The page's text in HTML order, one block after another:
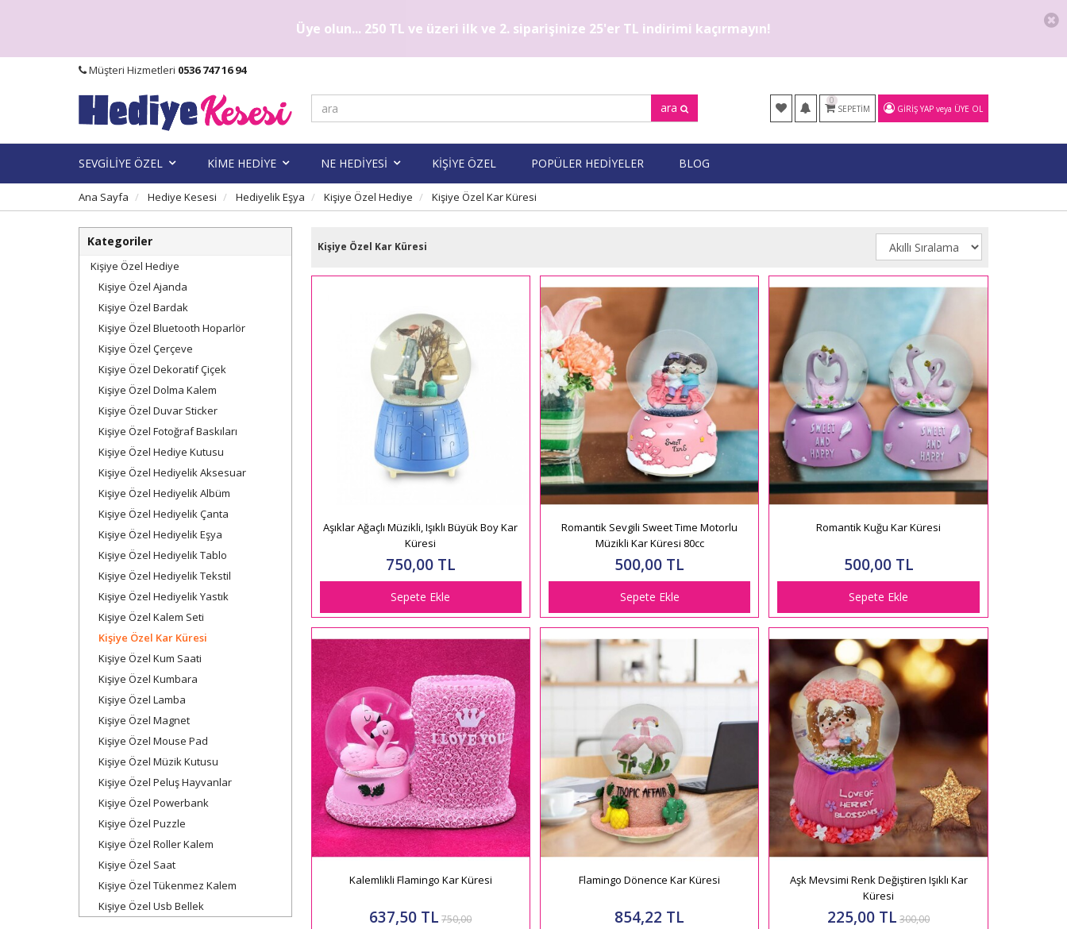
Üye olun... 250 TL ve üzeri ilk ve 2. siparişinize 25'er TL indirimi kaçırmayın!
Müşteri Hizmetleri 0536 747 16 94
0
SEPETIM GIRIŞ YAP veya ÜYE OL
ara
SEVGİLİYE ÖZEL KİME HEDİYE NE HEDİYESİ KİŞİYE ÖZEL POPÜLER HEDİYELER BLOG
Ana Sayfa Hediye Kesesi Hediyelik Eşya Kişiye Özel Hediye Kişiye Özel Kar Küresi
Kategoriler
Kişiye Özel Hediye
Kişiye Özel Ajanda
Kişiye Özel Bardak
Kişiye Özel Bluetooth Hoparlör
Kişiye Özel Çerçeve
Kişiye Özel Dekoratif Çiçek
Kişiye Özel Dolma Kalem
Kişiye Özel Duvar Sticker
Kişiye Özel Fotoğraf Baskıları
Kişiye Özel Hediye Kutusu
Kişiye Özel Hediyelik Aksesuar
Kişiye Özel Hediyelik Albüm
Kişiye Özel Hediyelik Çanta
Kişiye Özel Hediyelik Eşya
Kişiye Özel Hediyelik Tablo
Kişiye Özel Hediyelik Tekstil
Kişiye Özel Hediyelik Yastık
Kişiye Özel Kalem Seti
Kişiye Özel Kar Küresi
Kişiye Özel Kum Saati
Kişiye Özel Kumbara
Kişiye Özel Lamba
Kişiye Özel Magnet
Kişiye Özel Mouse Pad
Kişiye Özel Müzik Kutusu
Kişiye Özel Peluş Hayvanlar
Kişiye Özel Powerbank
Kişiye Özel Puzzle
Kişiye Özel Roller Kalem
Kişiye Özel Saat
Kişiye Özel Tükenmez Kalem
Kişiye Özel Usb Bellek
Kişiye Özel Kar Küresi
Aşıklar Ağaçlı Müzikli, Işıklı Büyük Boy Kar
Küresi
750,00 TL
Sepete Ekle
Romantik Sevgili Sweet Time Motorlu
Müzikli Kar Küresi 80cc
500,00 TL
Sepete Ekle
Romantik Kuğu Kar Küresi
500,00 TL
Sepete Ekle
Kalemlikli Flamingo Kar Küresi
637,50 TL 750,00
Flamingo Dönence Kar Küresi
854,22 TL
Aşk Mevsimi Renk Değiştiren Işıklı Kar
Küresi
225,00 TL 300,00